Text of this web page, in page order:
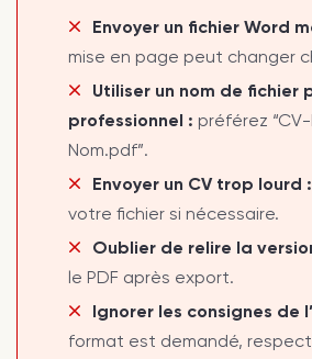
Envoyer un fichier Word
mise en page peut changer
Utiliser un nom de fichier
professionnel : préférez
Nom.pdf”.
Envoyer un CV trop lourd :
votre fichier si nécessaire.
Oublier de relire la
le PDF après export.
Ignorer les consignes de
format est demandé,